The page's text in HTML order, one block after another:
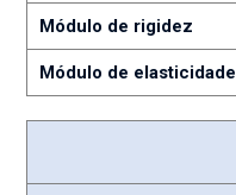
Módulo de rigidez
Módulo de elasticidade